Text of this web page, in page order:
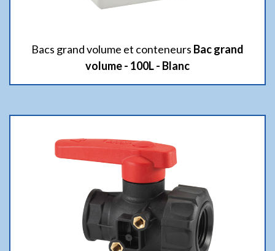
Bacs grand volume et conteneurs Bac grand
volume - 100L - Blanc